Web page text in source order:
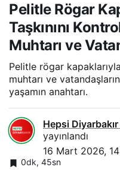
Pelitle Rögar
Taşkınını
Muhtarı ve
Pelitle rögar
muhtarı ve
yaşamın anahtarı.
Hepsi
yayınlandı
16 Mart 2026,
0dk, 45sn